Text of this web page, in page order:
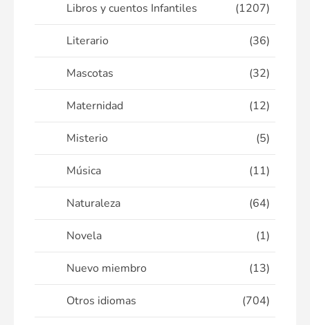
Libros y cuentos Infantiles (1207)
Literario (36)
Mascotas (32)
Maternidad (12)
Misterio (5)
Música (11)
Naturaleza (64)
Novela (1)
Nuevo miembro (13)
Otros idiomas (704)